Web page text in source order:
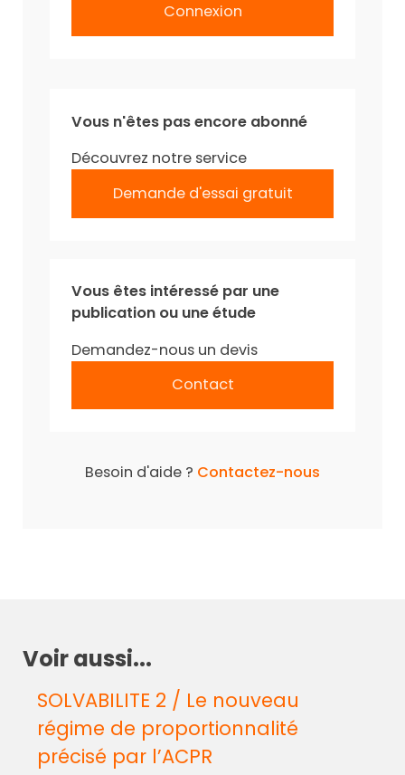
Connexion
Vous n'êtes pas encore abonné
Découvrez notre service
Demande d'essai gratuit
Vous êtes intéressé par une
publication ou une étude
Demandez-nous un devis
Contact
Besoin d'aide ? Contactez-nous
Voir aussi...
SOLVABILITE 2 / Le nouveau
régime de proportionnalité
précisé par l’ACPR